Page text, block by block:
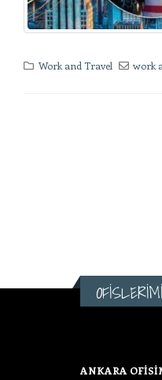
Work and Travel work
ANKARA